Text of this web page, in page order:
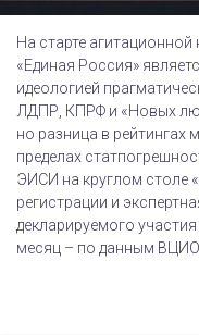
На старте
«Единая Россия»
идеологией
ЛДПР, КПРФ и «Новых
но разница в рейтингах
пределах
ЭИСИ на круглом столе
регистрации и
декларируемого
месяц – по данным